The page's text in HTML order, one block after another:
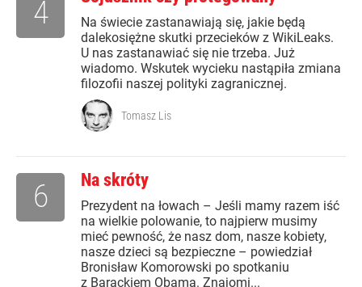
Na świecie zastanawiają się, jakie będą
dalekosiężne skutki przecieków z WikiLeaks.
U nas zastanawiać się nie trzeba. Już
wiadomo. Wskutek wycieku nastąpiła zmiana
filozofii naszej polityki zagranicznej.
4
Tomasz Lis
Na skróty
Prezydent na łowach – Jeśli mamy razem iść
na wielkie polowanie, to najpierw musimy
mieć pewność, że nasz dom, nasze kobiety,
nasze dzieci są bezpieczne – powiedział
Bronisław Komorowski po spotkaniu
z Barackiem Obamą. Znajomi...
6